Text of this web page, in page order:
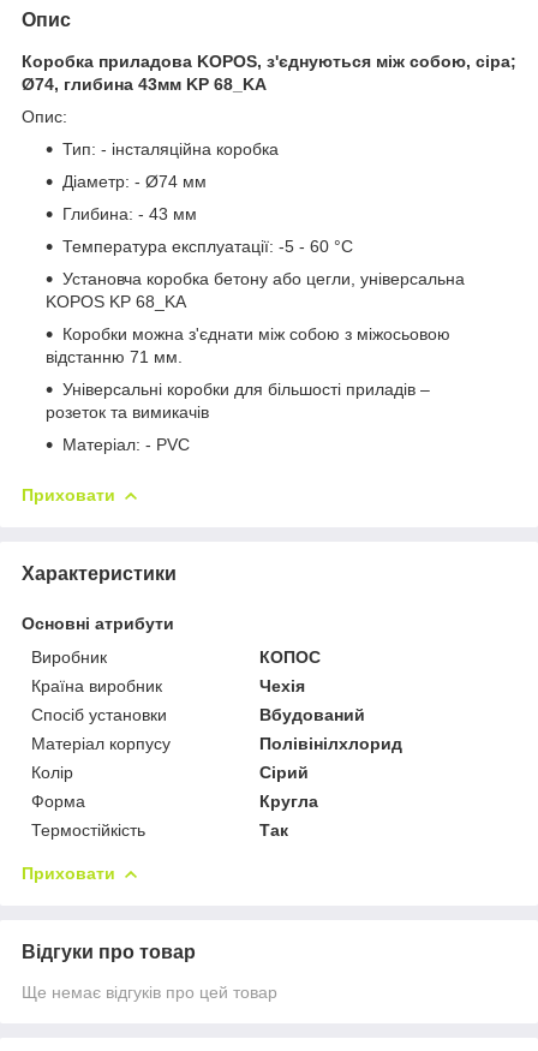
Опис
Коробка приладова KOPOS, з'єднуються між собою, сіра;
Ø74, глибина 43мм KP 68_KA
Опис:
Тип: - інсталяційна коробка
Діаметр: - Ø74 мм
Глибина: - 43 мм
Температура експлуатації: -5 - 60 °C
Установча коробка бетону або цегли, універсальна
KOPOS KP 68_KA
Коробки можна з'єднати між собою з міжосьовою
відстанню 71 мм.
Універсальні коробки для більшості приладів –
розеток та вимикачів
Матеріал: - PVC
Приховати
Характеристики
Основні атрибути
Виробник
КОПОС
Країна виробник
Чехія
Спосіб установки
Вбудований
Матеріал корпусу
Полівінілхлорид
Колір
Сірий
Форма
Кругла
Термостійкість
Так
Приховати
Відгуки про товар
Ще немає відгуків про цей товар